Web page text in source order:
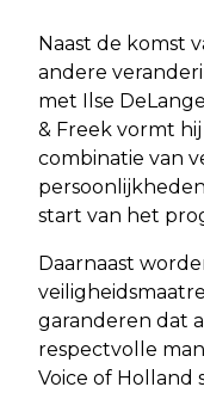
Naast de komst
andere
met Ilse
& Freek vormt
combinatie van
start van het
Daarnaast
garanderen dat
respectvolle
Voice of Holland